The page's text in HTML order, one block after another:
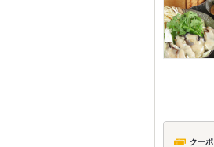
クー